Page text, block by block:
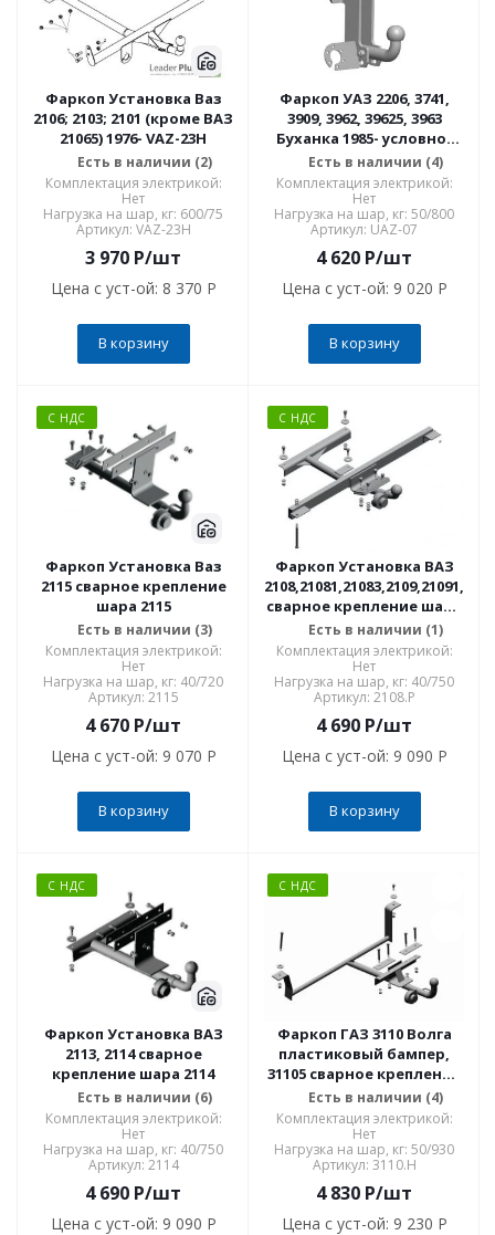
Фаркоп Установка Ваз
2106; 2103; 2101 (кроме ВАЗ
21065) 1976- VAZ-23H
Есть в наличии (2)
Комплектация электрикой:
Нет
Нагрузка на шар, кг: 600/75
Артикул: VAZ-23H
3 970 P/шт
Цена с уст-ой: 8 370 P
В корзину
Фаркоп УАЗ 2206, 3741,
3909, 3962, 39625, 3963
Буханка 1985- условно-
съемное крепление шара
UAZ-07
Есть в наличии (4)
Комплектация электрикой:
Нет
Нагрузка на шар, кг: 50/800
Артикул: UAZ-07
4 620 P/шт
Цена с уст-ой: 9 020 P
В корзину
С НДС
Фаркоп Установка Ваз
2115 сварное крепление
шара 2115
Есть в наличии (3)
Комплектация электрикой:
Нет
Нагрузка на шар, кг: 40/720
Артикул: 2115
4 670 P/шт
Цена с уст-ой: 9 070 P
В корзину
С НДС
Фаркоп Установка ВАЗ
сварное крепление шара
2108.P
Есть в наличии (1)
Комплектация электрикой:
Нет
Нагрузка на шар, кг: 40/750
Артикул: 2108.P
4 690 P/шт
Цена с уст-ой: 9 090 P
В корзину
С НДС
Фаркоп Установка ВАЗ
2113, 2114 сварное
крепление шара 2114
Есть в наличии (6)
Комплектация электрикой:
Нет
Нагрузка на шар, кг: 40/750
Артикул: 2114
4 690 P/шт
Цена с уст-ой: 9 090 P
С НДС
Фаркоп ГАЗ 3110 Волга
пластиковый бампер,
31105 сварное крепление
шара 3110.H
Есть в наличии (4)
Комплектация электрикой:
Нет
Нагрузка на шар, кг: 50/930
Артикул: 3110.H
4 830 P/шт
Цена с уст-ой: 9 230 P